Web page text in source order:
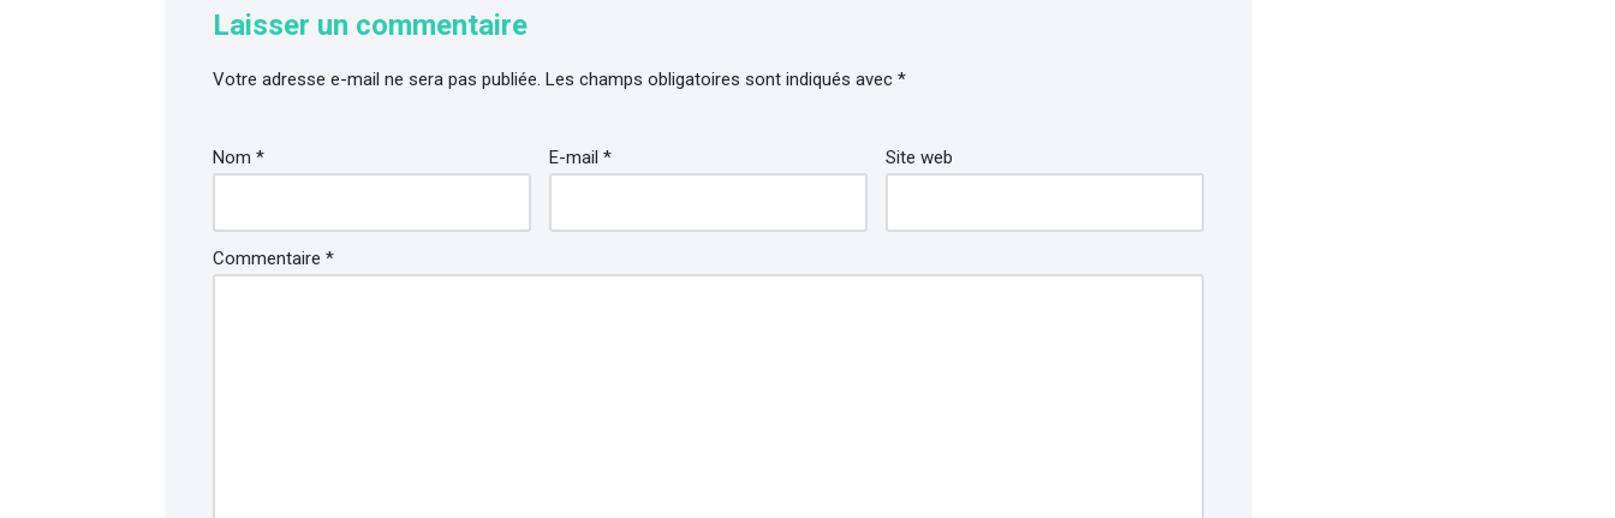
Laisser un commentaire
Votre adresse e-mail ne sera pas publiée. Les champs obligatoires sont indiqués avec *
Nom * E-mail * Site web
Commentaire *